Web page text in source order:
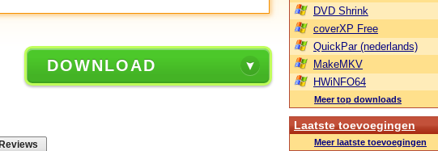
DOWNLOAD
Reviews
DVD Shrink
coverXP Free
QuickPar (nederlands)
MakeMKV
HWiNFO64
Meer top downloads
Laatste toevoegingen
Meer laatste toevoegingen